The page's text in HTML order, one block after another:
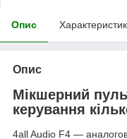
Опис
Опис
Мікшерний
керування
4all Audio F4 —